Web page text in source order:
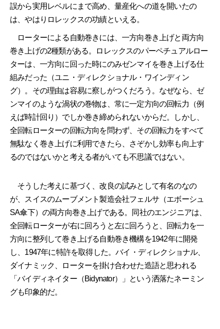
誤から実用レベルにまで高め、量産化への道を開いたの
は、やはりロレックスの功績といえる。
ローターによる自動巻きには、一方向巻き上げと両方向
巻き上げの2種類がある。ロレックスのパーペチュアルロー
ターは、一方向に回った時にのみゼンマイを巻き上げる仕
組みだった（ユニ・ディレクショナル・ワインディン
グ）。その理由は容易に察しがつくだろう。なぜなら、ゼ
ンマイのような渦状の巻物は、常に一定方向の回転力（例
えば時計回り）でしか巻き締められないからだ。しかし、
全回転ローターの回転方向を問わず、その回転力をすべて
無駄なく巻き上げに利用できたら、さぞかし効率も向上す
るのではないかと考える者がいても不思議ではない。
そうした考えに基づく、改良の試みとして有名のなの
が、スイスのムーブメント製造会社フェルサ（エボーシュ
SA傘下）の両方向巻き上げである。同社のエンジニアは、
全回転ローターが右に回ろうと左に回ろうと、回転力を一
方向に整列して巻き上げる自動巻き機構を1942年に開発
し、1947年に特許を取得した。バイ・ディレクショナル、
ダイナミック、ローターを掛け合わせた造語と思われる
「バイディネイター（Bidynator）」という洒落たネーミン
グも印象的だ。